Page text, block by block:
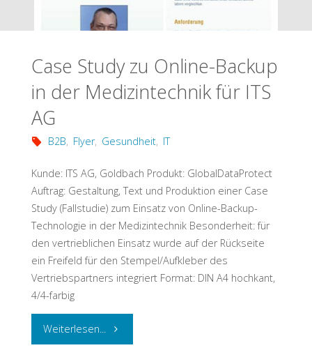
Case Study zu Online-Backup
in der Medizintechnik für ITS
AG
B2B, Flyer, Gesundheit, IT
Kunde: ITS AG, Goldbach Produkt: GlobalDataProtect
Auftrag: Gestaltung, Text und Produktion einer Case
Study (Fallstudie) zum Einsatz von Online-Backup-
Technologie in der Medizintechnik Besonderheit: für
den vertrieblichen Einsatz wurde auf der Rückseite
ein Freifeld für den Stempel/Aufkleber des
Vertriebspartners integriert Format: DIN A4 hochkant,
4/4-farbig
Weiterlesen... "Case